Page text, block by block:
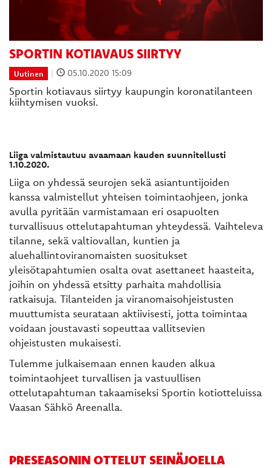
SPORTIN KOTIAVAUS SIIRTYY
Uutinen | 05.10.2020 15:09
Sportin kotiavaus siirtyy kaupungin koronatilanteen
kiihtymisen vuoksi.
Liiga valmistautuu avaamaan kauden suunnitellusti
1.10.2020.
Liiga on yhdessä seurojen sekä asiantuntijoiden
kanssa valmistellut yhteisen toimintaohjeen, jonka
avulla pyritään varmistamaan eri osapuolten
turvallisuus ottelutapahtuman yhteydessä. Vaihteleva
tilanne, sekä valtiovallan, kuntien ja
aluehallintoviranomaisten suositukset
yleisötapahtumien osalta ovat asettaneet haasteita,
joihin on yhdessä etsitty parhaita mahdollisia
ratkaisuja. Tilanteiden ja viranomaisohjeistusten
muuttumista seurataan aktiivisesti, jotta toimintaa
voidaan joustavasti sopeuttaa vallitsevien
ohjeistusten mukaisesti.
Tulemme julkaisemaan ennen kauden alkua
toimintaohjeet turvallisen ja vastuullisen
ottelutapahtuman takaamiseksi Sportin kotiotteluissa
Vaasan Sähkö Areenalla.
PRESEASONIN OTTELUT SEINÄJOELLA